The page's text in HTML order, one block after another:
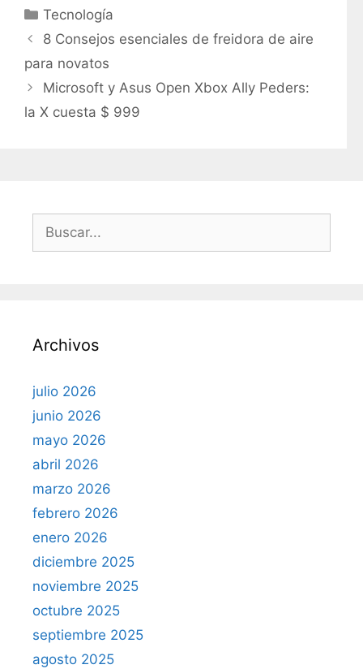
C
a
e
g
o
Tecnología
8 Consejos esenciales de freidora de aire
para novatos
Microsoft y Asus Open Xbox Ally Peders:
la X cuesta $ 999
:
Archivos
julio 2026
junio 2026
mayo 2026
abril 2026
marzo 2026
febrero 2026
enero 2026
diciembre 2025
noviembre 2025
octubre 2025
septiembre 2025
agosto 2025